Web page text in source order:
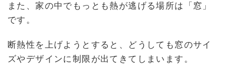
また、家の中でもっとも熱が逃げる場所は「窓」
です。
断熱性を上げようとすると、どうしても窓のサイ
ズやデザインに制限が出てきてしまいます。